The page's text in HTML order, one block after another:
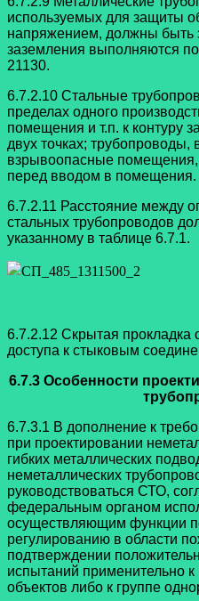
используемых для защиты
напряжением, должны быть
заземления выполняются
21130.
6.7.2.10 Стальные
пределах одного
помещения и т.п. к контуру
двух точках;
взрывоопасные помещения,
перед вводом в помещения.
6.7.2.11 Расстояние между
стальных трубопроводов
указанному в таблице 6.7.1.
6.7.2.12 Скрытая прокладка
доступа к стыковым
6.7.3 Особенности
6.7.3.1 В дополнение к
при проектировании
гибких металлических
неметаллических
руководствоваться СТО,
федеральным органом
осуществляющим функции
регулированию в области
подтверждении
испытаний применительно
объектов либо к группе